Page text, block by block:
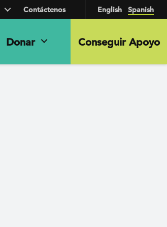
English Spanish
Donar Conseguir Apoyo
Contáctenos